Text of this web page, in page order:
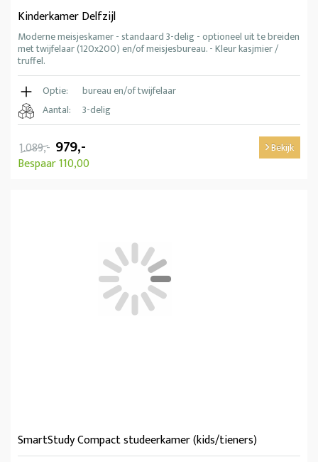
Kinderkamer Delfzijl
Moderne meisjeskamer - standaard 3-delig - optioneel uit te breiden
met twijfelaar (120x200) en/of meisjesbureau. - Kleur kasjmier /
truffel.
Optie:
bureau en/of twijfelaar
Aantal:
3-delig
1.089,- 979,-
Bespaar 110,00
Bekijk
SmartStudy Compact studeerkamer (kids/tieners)